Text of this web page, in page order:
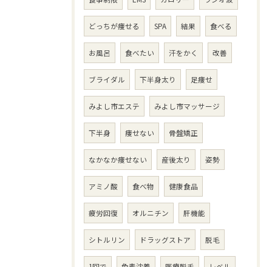
どっちが痩せる SPA 結果 食べる
お風呂 食べたい 汗をかく 改善
ブライダル 下半身太り 足痩せ
みよし市エステ みよし市マッサージ
下半身 痩せない 骨盤矯正
なかなか痩せない 産後太り 姿勢
アミノ酸 食べ物 健康食品
疲労回復 オルニチン 肝機能
シトルリン ドラッグストア 脱毛